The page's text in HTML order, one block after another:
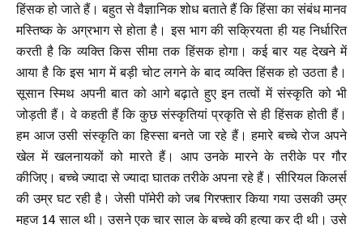
हिंसक हो जाते हैं। बहुत से वैज्ञानिक शोध बताते हैं कि हिंसा का संबंध मानव
मस्तिष्क के अग्रभाग से होता है। इस भाग की सक्रियता ही यह निर्धारित
करती है कि व्यक्ति किस सीमा तक हिंसक होगा। कई बार यह देखने में
आया है कि इस भाग में बड़ी चोट लगने के बाद व्यक्ति हिंसक हो उठता है।
सूसान स्मिथ अपनी बात को आगे बढ़ाते हुए इन तत्वों में संस्कृति को भी
जोड़ती हैं। वे कहती हैं कि कुछ संस्कृतियां प्रकृति से ही हिंसक होती हैं।
हम आज उसी संस्कृति का हिस्सा बनते जा रहे हैं। हमारे बच्चे रोज अपने
खेल में खलनायकों को मारते हैं। आप उनके मारने के तरीके पर गौर
कीजिए। बच्चे ज्यादा से ज्यादा घातक तरीके अपना रहे हैं। सीरियल किलर्स
की उम्र घट रही है। जेसी पॉमेरी को जब गिरफ्तार किया गया उसकी उम्र
महज 14 साल थी। उसने एक चार साल के बच्चे की हत्या कर दी थी। उसे